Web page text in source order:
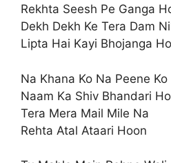
Rekhta Seesh Pe Ganga
Dekh Dekh Ke Tera Dam
Lipta Hai Kayi Bhojanga
Na Khana Ko Na Peene Ko
Naam Ka Shiv Bhandari
Tera Mera Mail Mile Na
Rehta Atal Ataari Hoon